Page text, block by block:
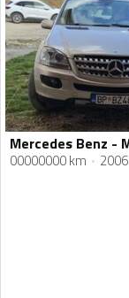
00000000 km 2006